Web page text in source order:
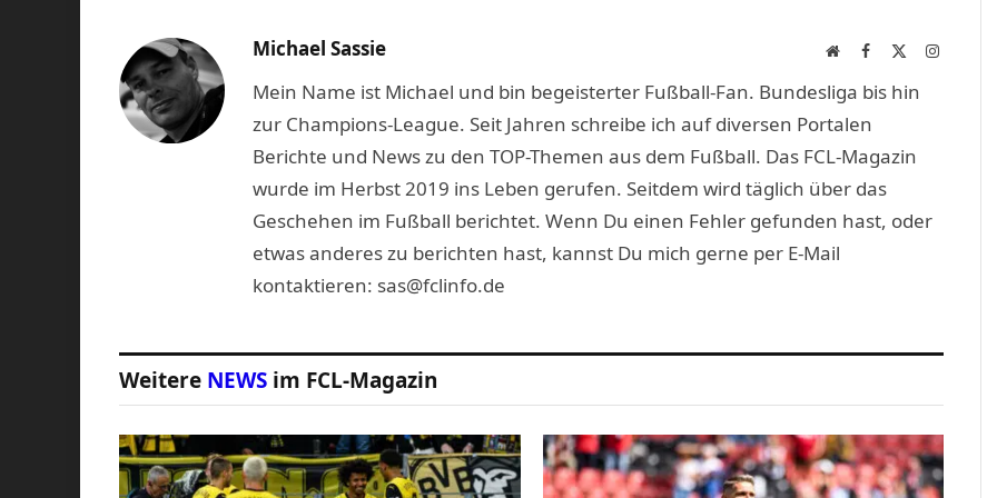
Michael Sassie WebsiteFacebook
Mein Name ist Michael und bin begeisterter Fußball-Fan. Bundesliga bis hin
zur Champions-League. Seit Jahren schreibe ich auf diversen Portalen
Berichte und News zu den TOP-Themen aus dem Fußball. Das FCL-Magazin
wurde im Herbst 2019 ins Leben gerufen. Seitdem wird täglich über das
Geschehen im Fußball berichtet. Wenn Du einen Fehler gefunden hast, oder
etwas anderes zu berichten hast, kannst Du mich gerne per E-Mail
kontaktieren: sas@fclinfo.de
Weitere NEWS im FCL-Magazin